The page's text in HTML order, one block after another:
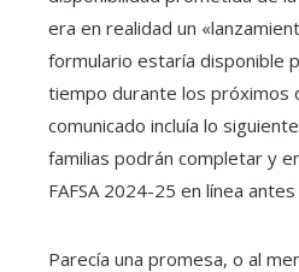
era en realidad un
formulario estaría disponible
tiempo durante los próximos
comunicado incluía lo
familias podrán completar y
FAFSA 2024-25 en línea
Parecía una promesa, o al